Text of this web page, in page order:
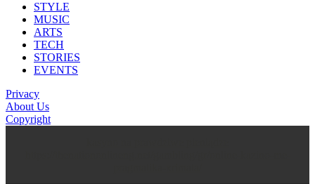
STYLE
MUSIC
ARTS
TECH
STORIES
EVENTS
Privacy
About Us
Copyright